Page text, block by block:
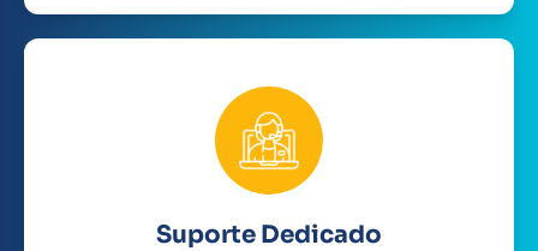
Suporte Dedicado